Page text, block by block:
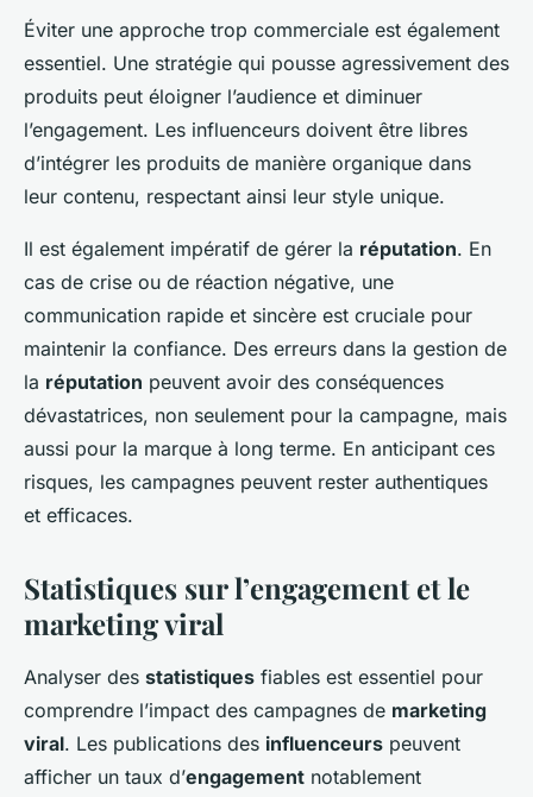
Éviter une approche trop commerciale est également
essentiel. Une stratégie qui pousse agressivement des
produits peut éloigner l’audience et diminuer
l’engagement. Les influenceurs doivent être libres
d’intégrer les produits de manière organique dans
leur contenu, respectant ainsi leur style unique.
Il est également impératif de gérer la réputation. En
cas de crise ou de réaction négative, une
communication rapide et sincère est cruciale pour
maintenir la confiance. Des erreurs dans la gestion de
la réputation peuvent avoir des conséquences
dévastatrices, non seulement pour la campagne, mais
aussi pour la marque à long terme. En anticipant ces
risques, les campagnes peuvent rester authentiques
et efficaces.
Statistiques sur l’engagement et le
marketing viral
Analyser des statistiques fiables est essentiel pour
comprendre l’impact des campagnes de marketing
viral. Les publications des influenceurs peuvent
afficher un taux d’engagement notablement